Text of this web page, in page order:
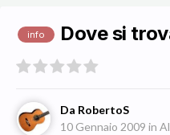
info Dove si
Da RobertoS
10 Gennaio 2009 in